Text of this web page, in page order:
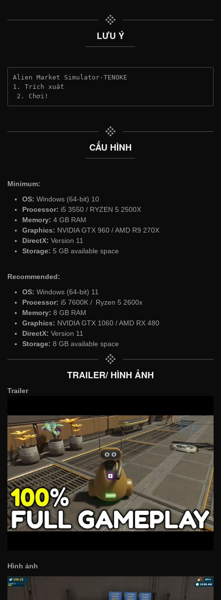
LƯU Ý
Alien Market Simulator-TENOKE
1. Trích xuất
2. Chơi!
CẤU HÌNH
Minimum:
OS: Windows (64-bit) 10
Processor: i5 3550 / RYZEN 5 2500X
Memory: 4 GB RAM
Graphics: NVIDIA GTX 960 / AMD R9 270X
DirectX: Version 11
Storage: 5 GB available space
Recommended:
OS: Windows (64-bit) 11
Processor: i5 7600K / Ryzen 5 2600x
Memory: 8 GB RAM
Graphics: NVIDIA GTX 1060 / AMD RX 480
DirectX: Version 11
Storage: 8 GB available space
TRAILER/ HÌNH ẢNH
Trailer
Hình ảnh